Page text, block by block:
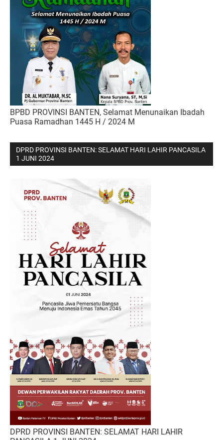
BPBD PROVINSI BANTEN, Selamat Menunaikan Ibadah
Puasa Ramadhan 1445 H / 2024 M
DPRD PROVINSI BANTEN: SELAMAT HARI LAHIR PANCASILA
1 JUNI 2024
DPRD PROVINSI BANTEN: SELAMAT HARI LAHIR